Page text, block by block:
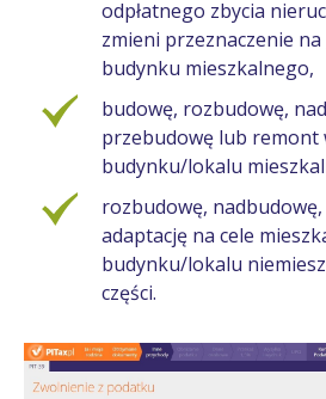
odpłatnego zbycia
zmieni przeznaczenie
budynku mieszkalnego,
budowę, rozbudowę,
przebudowę lub remont
budynku/lokalu
rozbudowę,
adaptację na cele
budynku/lokalu
części.